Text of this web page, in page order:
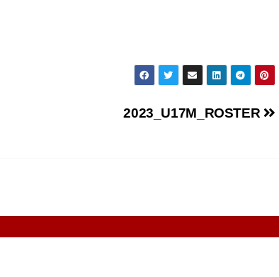
2023_U17M_ROSTER